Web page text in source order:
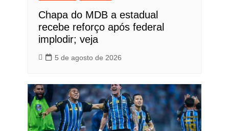
Chapa do MDB a estadual
recebe reforço após federal
implodir; veja
5 de agosto de 2026